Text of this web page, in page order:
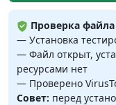
Проверка
— Установка
— Файл открыт,
ресурсами нет
— Проверено
Совет: перед